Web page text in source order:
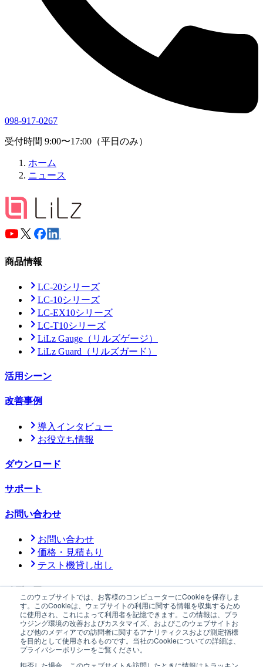
このウェブサイトでは、お客様のコンピューターにCookieを保存しま
す。このCookieは、ウェブサイトの利用に関する情報を収集するため
に使用され、これによって利用者を記憶できます。この情報は、ブラ
ウジング環境の改善およびカスタマイズ、およびこのウェブサイトお
よび他のメディアでの訪問者に関するアナリティクスおよび測定指標
を目的として使用されるものです。当社のCookieについての詳細は、
プライバシーポリシーをご覧ください。
拒否した場合、このウェブサイトを訪問したときに情報はトラッキン
098-917-0267
受付時間 9:00〜17:00（平日のみ）
ホーム
ニュース
商品情報
LC-20シリーズ
LC-10シリーズ
LC-EX10シリーズ
LC-T10シリーズ
LiLz Gauge （リルズゲージ）
LiLz Guard （リルズガード）
活用シーン
改善事例
導入インタビュー
お役立ち情報
ダウンロード
サポート
お問い合わせ
お問い合わせ
価格・見積もり
テスト機貸し出し
メディア
公式メディア「YOHAKU」
ニュースサステナビリティ会社情報採用情報
プレスキット
プライバシーポリシー情報セキュリティに関する方針
取引法に基づく表記
防爆機器に関する方針